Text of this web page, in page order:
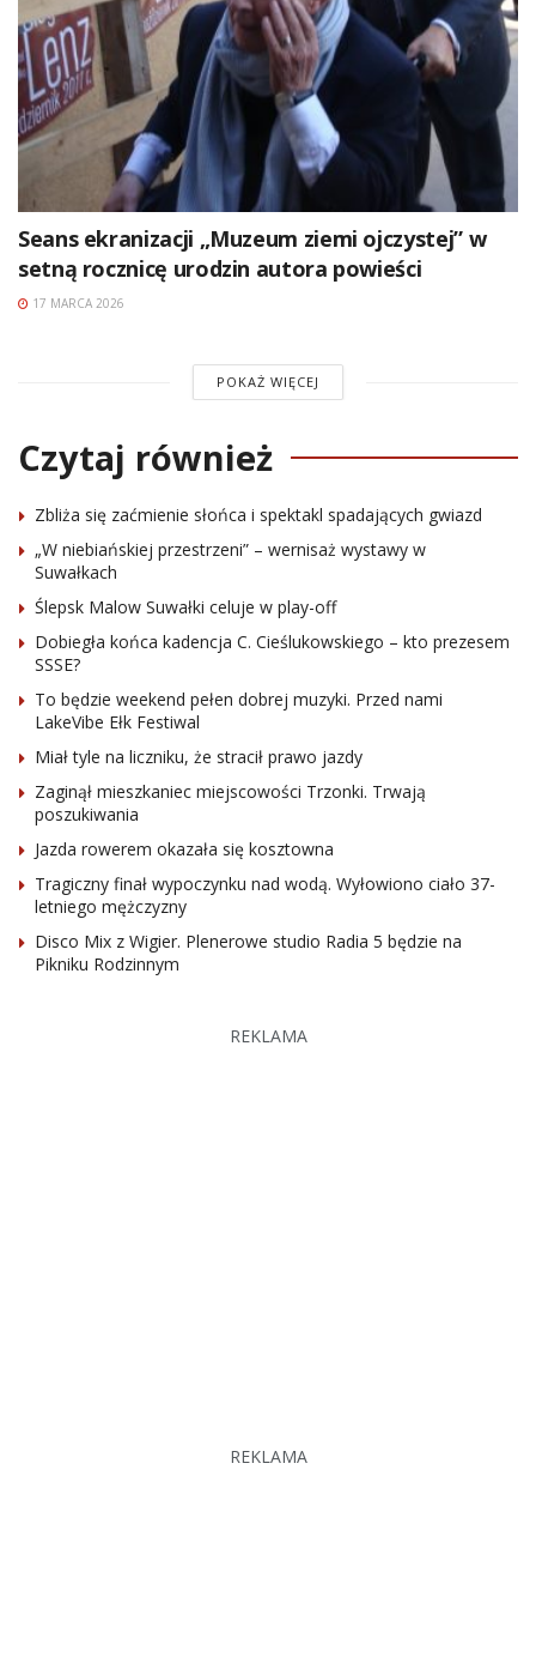
Seans ekranizacji „Muzeum ziemi ojczystej” w
setną rocznicę urodzin autora powieści
17 MARCA 2026
POKAŻ WIĘCEJ
Czytaj również
Zbliża się zaćmienie słońca i spektakl spadających gwiazd
„W niebiańskiej przestrzeni” – wernisaż wystawy w
Suwałkach
Ślepsk Malow Suwałki celuje w play-off
Dobiegła końca kadencja C. Cieślukowskiego – kto prezesem
SSSE?
To będzie weekend pełen dobrej muzyki. Przed nami
LakeVibe Ełk Festiwal
Miał tyle na liczniku, że stracił prawo jazdy
Zaginął mieszkaniec miejscowości Trzonki. Trwają
poszukiwania
Jazda rowerem okazała się kosztowna
Tragiczny finał wypoczynku nad wodą. Wyłowiono ciało 37-
letniego mężczyzny
Disco Mix z Wigier. Plenerowe studio Radia 5 będzie na
Pikniku Rodzinnym
REKLAMA
REKLAMA